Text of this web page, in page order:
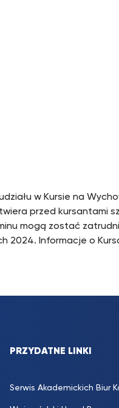
w Kursie na
przed kursantami
mogą zostać
2024. Informacje o
PRZYDATNE LINKI
Serwis Akademickich Biur